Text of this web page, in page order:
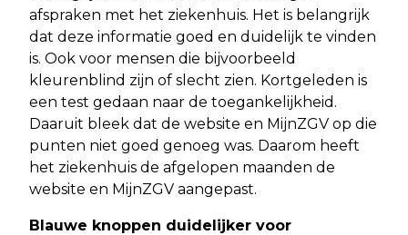
afspraken met het ziekenhuis. Het is belangrijk
dat deze informatie goed en duidelijk te vinden
is. Ook voor mensen die bijvoorbeeld
kleurenblind zijn of slecht zien. Kortgeleden is
een test gedaan naar de toegankelijkheid.
Daaruit bleek dat de website en MijnZGV op die
punten niet goed genoeg was. Daarom heeft
het ziekenhuis de afgelopen maanden de
website en MijnZGV aangepast.
Blauwe knoppen duidelijker voor